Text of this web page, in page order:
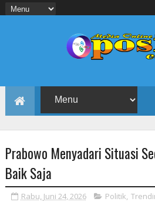
Prabowo Menyadari Situasi
Baik Saja
Rabu, Juni 24, 2026 Politik,